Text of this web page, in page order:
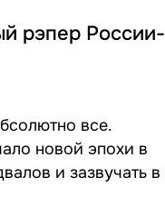
рэпер России-
все.
новой эпохи в
и зазвучать в